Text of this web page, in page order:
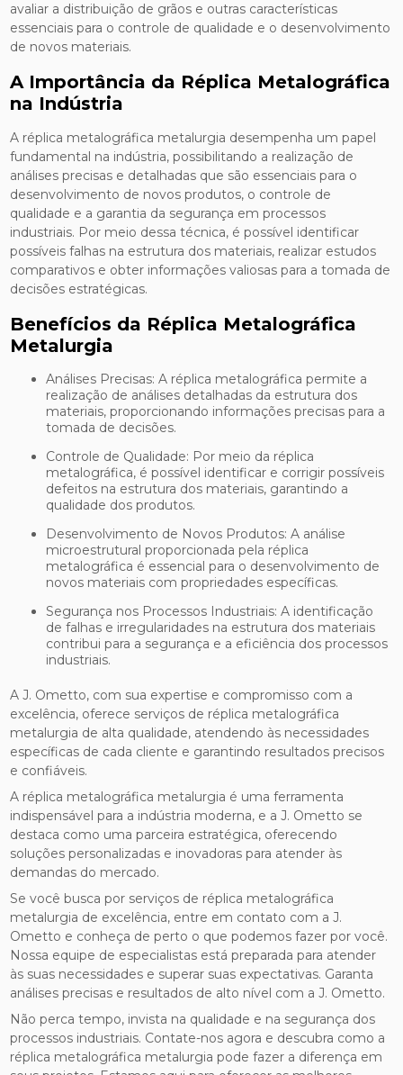
avaliar a distribuição de grãos e outras características
essenciais para o controle de qualidade e o desenvolvimento
de novos materiais.
A Importância da Réplica Metalográfica
na Indústria
A réplica metalográfica metalurgia desempenha um papel
fundamental na indústria, possibilitando a realização de
análises precisas e detalhadas que são essenciais para o
desenvolvimento de novos produtos, o controle de
qualidade e a garantia da segurança em processos
industriais. Por meio dessa técnica, é possível identificar
possíveis falhas na estrutura dos materiais, realizar estudos
comparativos e obter informações valiosas para a tomada de
decisões estratégicas.
Benefícios da Réplica Metalográfica
Metalurgia
Análises Precisas: A réplica metalográfica permite a
realização de análises detalhadas da estrutura dos
materiais, proporcionando informações precisas para a
tomada de decisões.
Controle de Qualidade: Por meio da réplica
metalográfica, é possível identificar e corrigir possíveis
defeitos na estrutura dos materiais, garantindo a
qualidade dos produtos.
Desenvolvimento de Novos Produtos: A análise
microestrutural proporcionada pela réplica
metalográfica é essencial para o desenvolvimento de
novos materiais com propriedades específicas.
Segurança nos Processos Industriais: A identificação
de falhas e irregularidades na estrutura dos materiais
contribui para a segurança e a eficiência dos processos
industriais.
A J. Ometto, com sua expertise e compromisso com a
excelência, oferece serviços de réplica metalográfica
metalurgia de alta qualidade, atendendo às necessidades
específicas de cada cliente e garantindo resultados precisos
e confiáveis.
A réplica metalográfica metalurgia é uma ferramenta
indispensável para a indústria moderna, e a J. Ometto se
destaca como uma parceira estratégica, oferecendo
soluções personalizadas e inovadoras para atender às
demandas do mercado.
Se você busca por serviços de réplica metalográfica
metalurgia de excelência, entre em contato com a J.
Ometto e conheça de perto o que podemos fazer por você.
Nossa equipe de especialistas está preparada para atender
às suas necessidades e superar suas expectativas. Garanta
análises precisas e resultados de alto nível com a J. Ometto.
Não perca tempo, invista na qualidade e na segurança dos
processos industriais. Contate-nos agora e descubra como a
réplica metalográfica metalurgia pode fazer a diferença em